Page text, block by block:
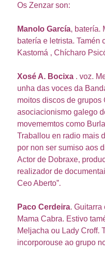
Os Zenzar son:
Manolo García, batería.
batería e letrista. Tamén
Kastomá , Chícharo
Xosé A. Bocixa . voz.
unha das voces da
moitos discos de grupos
asociacionismo galego
movememtos como
Traballou en radio mais
por non ser sumiso aos
Actor de Dobraxe,
realizador de
Ceo Aberto”.
Paco Cerdeira. Guitarra
Mama Cabra. Estivo
Meljacha ou Lady Croff.
incorporouse ao grupo